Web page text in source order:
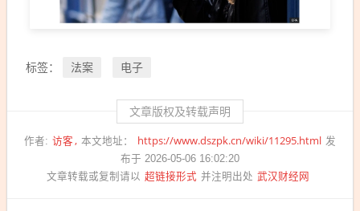
标签： 法案 电子
文章版权及转载声明
作者: 访客 本文地址： https://www.dszpk.cn/wiki/11295.html 发
布于 2026-05-06 16:02:20
文章转载或复制请以 超链接形式 并注明出处 武汉财经网